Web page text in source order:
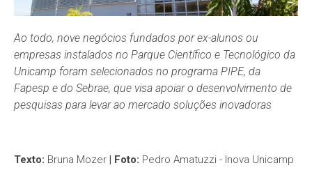
Ao todo, nove negócios fundados por ex-alunos ou
empresas instalados no Parque Científico e Tecnológico da
Unicamp foram selecionados no programa PIPE, da
Fapesp e do Sebrae, que visa apoiar o desenvolvimento de
pesquisas para levar ao mercado soluções inovadoras
Texto: Bruna Mozer | Foto: Pedro Amatuzzi - Inova Unicamp